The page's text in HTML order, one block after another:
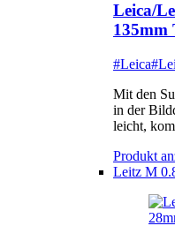
Leica/
135mm
#Leica
Mit den
in der
leicht,
Produkt
Leitz M